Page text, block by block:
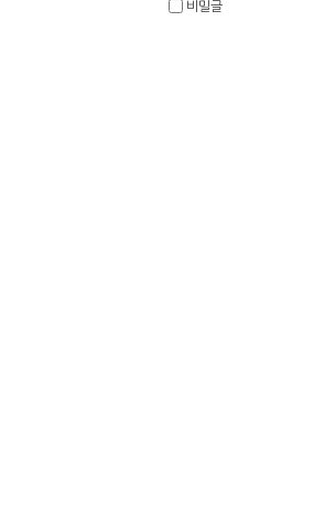
비밀글